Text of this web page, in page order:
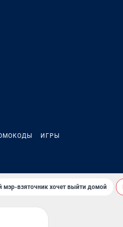
ИГРЫ
мэр-взяточник хочет выйти домой